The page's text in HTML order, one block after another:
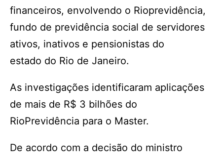
financeiros, envolvendo o Rioprevidência,
fundo de previdência social de servidores
ativos, inativos e pensionistas do
estado do Rio de Janeiro.
As investigações identificaram aplicações
de mais de R$ 3 bilhões do
RioPrevidência para o Master.
De acordo com a decisão do ministro